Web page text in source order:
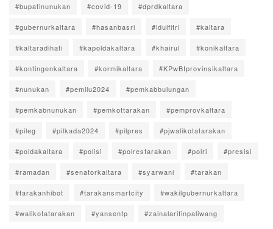
#bupatinunukan #covid-19 #dprdkaltara
#gubernurkaltara #hasanbasri #idulfitri #kaltara
#kaltaradihati #kapoldakaltara #khairul #konikaltara
#kontingenkaltara #kormikaltara #KPwBIprovinsikaltara
#nunukan #pemilu2024 #pemkabbulungan
#pemkabnunukan #pemkottarakan #pemprovkaltara
#pileg #pilkada2024 #pilpres #pjwalikotatarakan
#poldakaltara #polisi #polrestarakan #polri #presisi
#ramadan #senatorkaltara #syarwani #tarakan
#tarakanhibot #tarakansmartcity #wakilgubernurkaltara
#walikotatarakan #yansentp #zainalarifinpaliwang